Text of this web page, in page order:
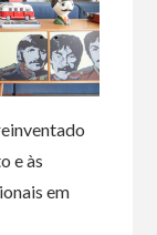
e às
em